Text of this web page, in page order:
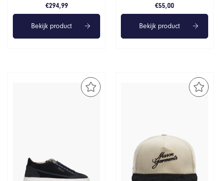
€294,99
Bekijk product
€55,00
Bekijk product